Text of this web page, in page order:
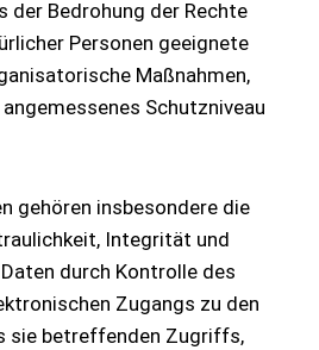
der Bedrohung der Rechte
Personen geeignete
Maßnahmen,
Schutzniveau
gehören insbesondere die
Integrität und
durch Kontrolle des
Zugangs zu den
sie betreffenden Zugriffs,